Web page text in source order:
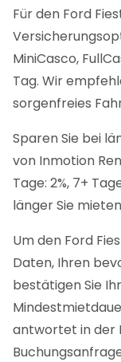
Für den Ford
MiniCasco,
Tag. Wir
sorgenfreies
Sparen Sie bei
von Inmotion
Tage: 2%, 7+
länger Sie
Um den Ford
Daten, Ihren
bestätigen Sie
antwortet in der